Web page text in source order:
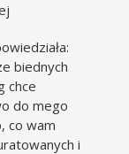
biednych
chce
do mego
co wam
i